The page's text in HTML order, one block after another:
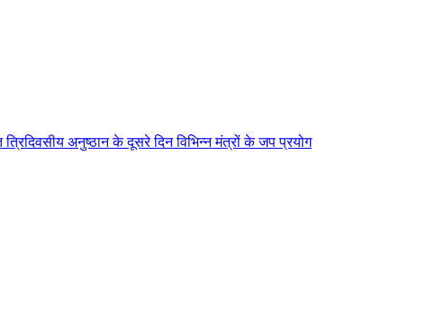
अनुष्ठान के दूसरे दिन विभिन्न मंत्रों के जप प्रयोग